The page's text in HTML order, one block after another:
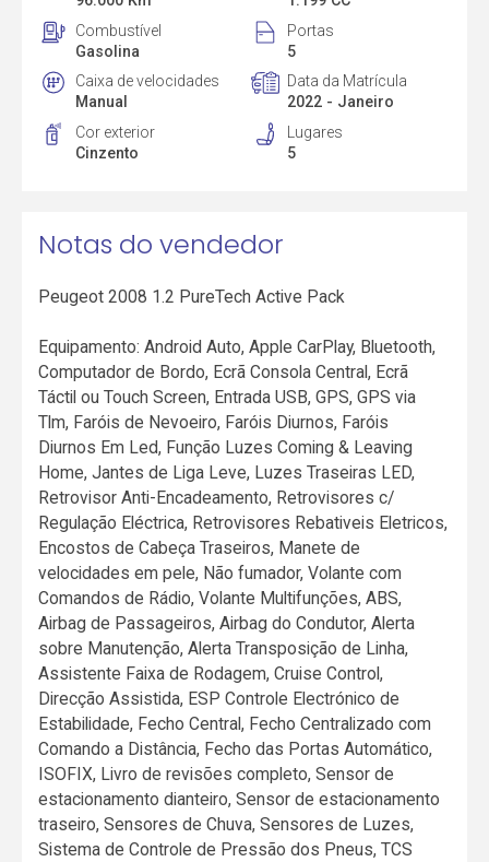
Combustível
Gasolina
Portas
5
Caixa de velocidades
Manual
Data da Matrícula
2022 - Janeiro
Cor exterior
Cinzento
Lugares
5
Notas do vendedor
Peugeot 2008 1.2 PureTech Active Pack
Equipamento: Android Auto, Apple CarPlay, Bluetooth,
Computador de Bordo, Ecrã Consola Central, Ecrã
Táctil ou Touch Screen, Entrada USB, GPS, GPS via
Tlm, Faróis de Nevoeiro, Faróis Diurnos, Faróis
Diurnos Em Led, Função Luzes Coming & Leaving
Home, Jantes de Liga Leve, Luzes Traseiras LED,
Retrovisor Anti-Encadeamento, Retrovisores c/
Regulação Eléctrica, Retrovisores Rebativeis Eletricos,
Encostos de Cabeça Traseiros, Manete de
velocidades em pele, Não fumador, Volante com
Comandos de Rádio, Volante Multifunções, ABS,
Airbag de Passageiros, Airbag do Condutor, Alerta
sobre Manutenção, Alerta Transposição de Linha,
Assistente Faixa de Rodagem, Cruise Control,
Direcção Assistida, ESP Controle Electrónico de
Estabilidade, Fecho Central, Fecho Centralizado com
Comando a Distância, Fecho das Portas Automático,
ISOFIX, Livro de revisões completo, Sensor de
estacionamento dianteiro, Sensor de estacionamento
traseiro, Sensores de Chuva, Sensores de Luzes,
Sistema de Controle de Pressão dos Pneus, TCS